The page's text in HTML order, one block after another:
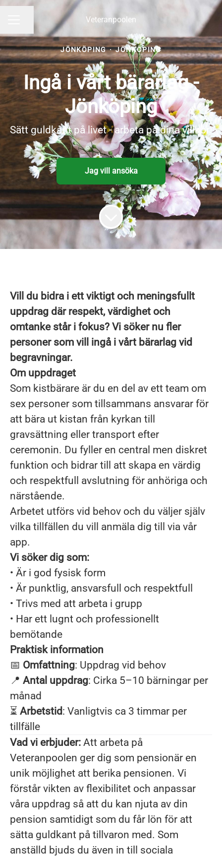
KARRIÄRMENY Veteranpoolen
Dela sidan
JÖNKÖPING · JÖNKÖPING
Ingå i vårt bärarlag -
Jönköping
Sätt guldkant på livet - arbeta på dina villkor!
Jag vill ansöka
Vill du bidra i ett viktigt och meningsfullt
uppdrag där respekt, värdighet och
omtanke står i fokus? Vi söker nu fler
personer som vill ingå i vårt bärarlag vid
begravningar.
Om uppdraget
Som kistbärare är du en del av ett team om
sex personer som tillsammans ansvarar för
att bära ut kistan från kyrkan till
gravsättning eller transport efter
ceremonin. Du fyller en central men diskret
funktion och bidrar till att skapa en värdig
och respektfull avslutning för anhöriga och
närstående.
Arbetet utförs vid behov och du väljer själv
vilka tillfällen du vill anmäla dig till via vår
app.
Vi söker dig som:
• Är i god fysisk form
• Är punktlig, ansvarsfull och respektfull
• Trivs med att arbeta i grupp
• Har ett lugnt och professionellt
bemötande
Praktisk information
📅 Omfattning: Uppdrag vid behov
📍 Antal uppdrag: Cirka 5–10 bärningar per
månad
⏳ Arbetstid: Vanligtvis ca 3 timmar per
tillfälle
Vad vi erbjuder: Att arbeta på
Veteranpoolen ger dig som pensionär en
unik möjlighet att berika pensionen. Vi
förstår vikten av flexibilitet och anpassar
våra uppdrag så att du kan njuta av din
pension samtidigt som du får lön för att
sätta guldkant på tillvaron med. Som
anställd bjuds du även in till sociala